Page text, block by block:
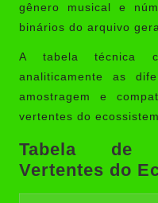
gênero musical e
binários do arquivo
A tabela técnica
analiticamente as
amostragem e
vertentes do
Tabela de
Vertentes do